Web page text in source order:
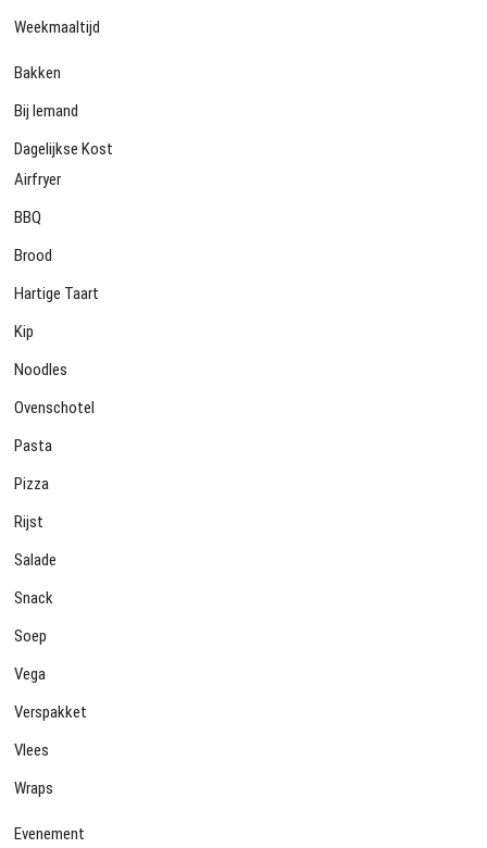
Weekmaaltijd
Bakken
Bij Iemand
Dagelijkse Kost
Airfryer
BBQ
Brood
Hartige Taart
Kip
Noodles
Ovenschotel
Pasta
Pizza
Rijst
Salade
Snack
Soep
Vega
Verspakket
Vlees
Wraps
Evenement